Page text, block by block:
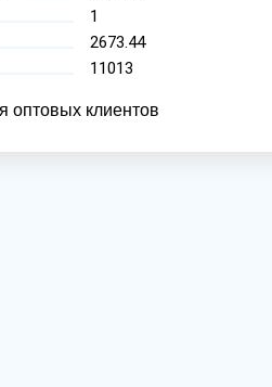
1
2673.44
11013
оптовых клиентов